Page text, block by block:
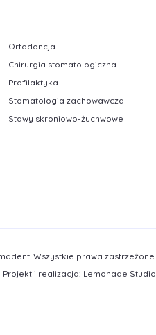
Ortodoncja
Chirurgia stomatologiczna
Profilaktyka
Stomatologia zachowawcza
Stawy skroniowo-żuchwowe
Wszystkie prawa zastrzeżone.
Projekt i realizacja: Lemonade Studio